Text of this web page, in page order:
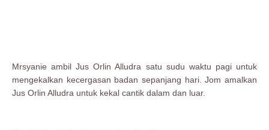
Mrsyanie ambil Jus Orlin Alludra satu sudu waktu pagi untuk
mengekalkan kecergasan badan sepanjang hari. Jom amalkan
Jus Orlin Alludra untuk kekal cantik dalam dan luar.